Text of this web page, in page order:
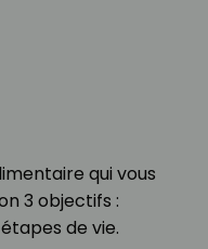
qui vous
3 objectifs :
de vie.